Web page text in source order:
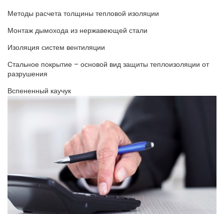
Методы расчета толщины тепловой изоляции
Монтаж дымохода из нержавеющей стали
Изоляция систем вентиляции
Стальное покрытие – основой вид защиты теплоизоляции от
разрушения
Вспененный каучук